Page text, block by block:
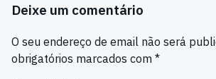
Deixe um comentário
O seu endereço de email não será
obrigatórios marcados com *